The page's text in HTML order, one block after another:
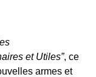
et Utiles”, ce
armes et